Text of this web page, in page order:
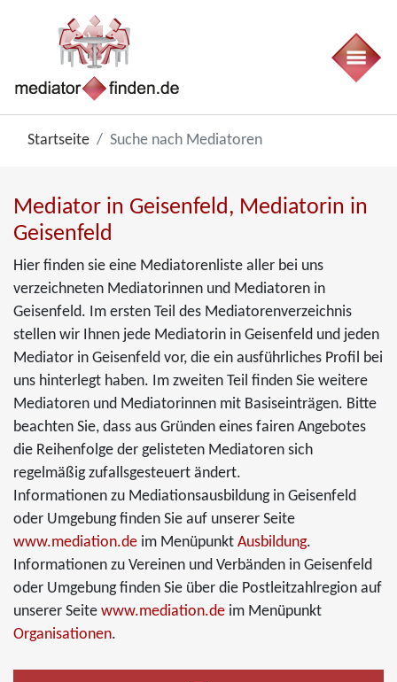
Startseite Suche nach Mediatoren
Mediator in Geisenfeld, Mediatorin in
Geisenfeld
Hier finden sie eine Mediatorenliste aller bei uns
verzeichneten Mediatorinnen und Mediatoren in
Geisenfeld. Im ersten Teil des Mediatorenverzeichnis
stellen wir Ihnen jede Mediatorin in Geisenfeld und jeden
Mediator in Geisenfeld vor, die ein ausführliches Profil bei
uns hinterlegt haben. Im zweiten Teil finden Sie weitere
Mediatoren und Mediatorinnen mit Basiseinträgen. Bitte
beachten Sie, dass aus Gründen eines fairen Angebotes
die Reihenfolge der gelisteten Mediatoren sich
regelmäßig zufallsgesteuert ändert.
Informationen zu Mediationsausbildung in Geisenfeld
oder Umgebung finden Sie auf unserer Seite
www.mediation.de im Menüpunkt Ausbildung.
Informationen zu Vereinen und Verbänden in Geisenfeld
oder Umgebung finden Sie über die Postleitzahlregion auf
unserer Seite www.mediation.de im Menüpunkt
Organisationen.